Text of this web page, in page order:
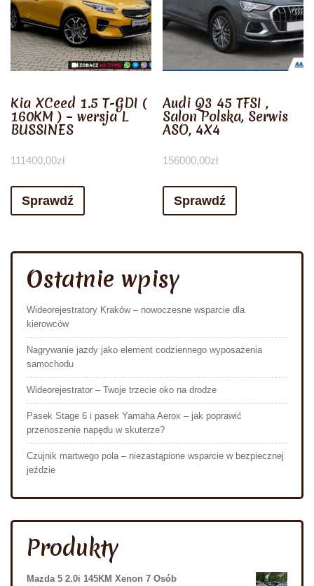
Kia XCeed 1.5 T-GDI (
160KM ) – wersja L
BUSSINES
111400,00zł
Sprawdź
Audi Q3 45 TFSI ,
Salon Polska, Serwis
ASO, 4X4
156000,00zł
Sprawdź
Ostatnie wpisy
Wideorejestratory Kraków – nowoczesne wsparcie dla
kierowców
Nagrywanie jazdy jako element codziennego wyposażenia
samochodu
Wideorejestrator – Twoje trzecie oko na drodze
Pasek Stage 6 i pasek Yamaha Aerox – jak poprawić
przenoszenie napędu w skuterze?
Czujnik martwego pola – niezastąpione wsparcie w bezpiecznej
jeździe
Produkty
Mazda 5 2.0i 145KM Xenon 7 Osób